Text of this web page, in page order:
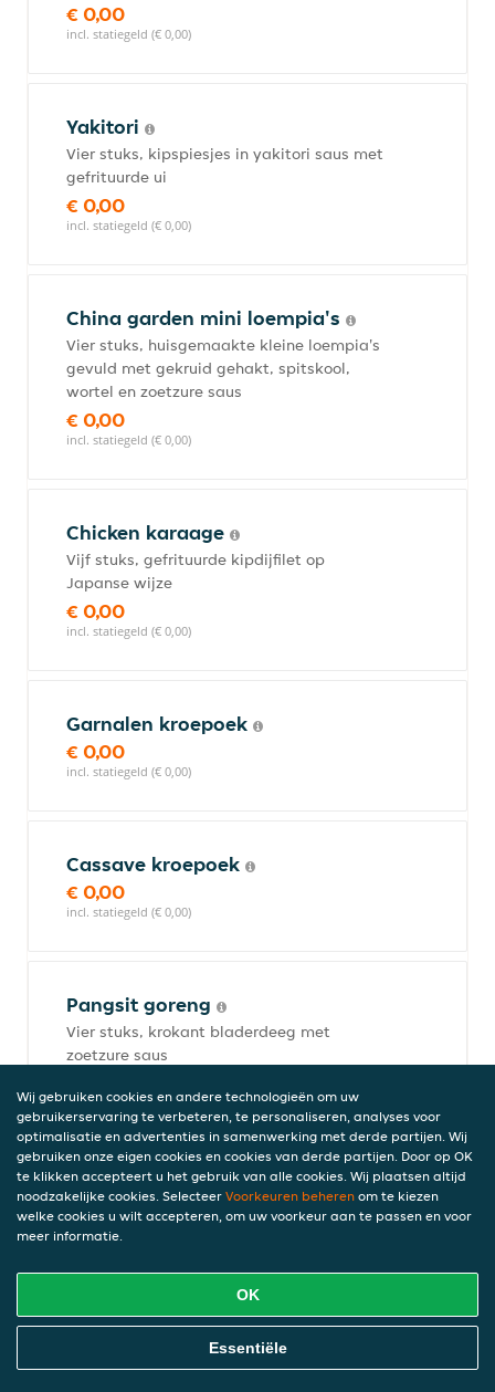
€ 0,00
incl. statiegeld (€ 0,00)
Yakitori
Vier stuks, kipspiesjes in yakitori saus met
gefrituurde ui
€ 0,00
incl. statiegeld (€ 0,00)
China garden mini loempia's
Vier stuks, huisgemaakte kleine loempia's
gevuld met gekruid gehakt, spitskool,
wortel en zoetzure saus
€ 0,00
incl. statiegeld (€ 0,00)
Chicken karaage
Vijf stuks, gefrituurde kipdijfilet op
Japanse wijze
€ 0,00
incl. statiegeld (€ 0,00)
Garnalen kroepoek
€ 0,00
incl. statiegeld (€ 0,00)
Cassave kroepoek
€ 0,00
incl. statiegeld (€ 0,00)
Pangsit goreng
Vier stuks, krokant bladerdeeg met
zoetzure saus
incl. statiegeld (€ 0,00)
Pisang goreng
Vier stuks, gebakken banaan
incl. statiegeld (€ 0,00)
Online Eten Bestellen
Wij gebruiken cookies en andere technologieën om uw
gebruikerservaring te verbeteren, te personaliseren, analyses voor
optimalisatie en advertenties in samenwerking met derde partijen. Wij
gebruiken onze eigen cookies en cookies van derde partijen. Door op OK
te klikken accepteert u het gebruik van alle cookies. Wij plaatsen altijd
noodzakelijke cookies. Selecteer Voorkeuren beheren om te kiezen
welke cookies u wilt accepteren, om uw voorkeur aan te passen en voor
meer informatie.
OK
Essentiële